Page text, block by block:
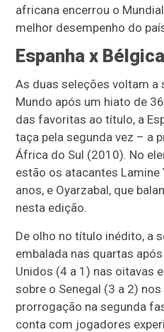
africana encerrou o
melhor desempenho do
Espanha x Bélgica
As duas seleções voltam a
Mundo após um hiato de
das favoritas ao título, a
taça pela segunda vez – a
África do Sul (2010). No
estão os atacantes Lamine
anos, e Oyarzabal, que
nesta edição.
De olho no título inédito, a
embalada nas quartas
Unidos (4 a 1) nas oitavas
sobre o Senegal (3 a 2)
prorrogação na segunda
conta com jogadores